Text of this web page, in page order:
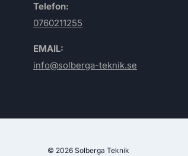
Telefon:
0760211255
EMAIL:
info@solberga-teknik.se
© 2026 Solberga Teknik